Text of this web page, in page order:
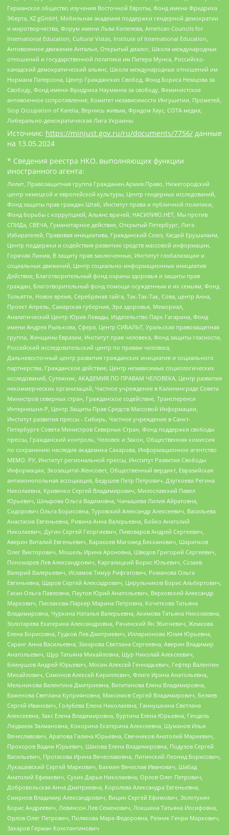
Германское общество изучения Восточной Европы, Фонд имени Фридриха
Эберта, XZ gGmbH, Мобильная академия поддержки гендерной демократии
и миротворчества, Форум имени Льва Копелева, American Councils for
International Education, Cultural Vistas, Institute of International Education,
Антивоенное движение Антальи, Открытый диалог, Школа международных
отношений и государственной политики им Питера Мунка, Российско-
канадский демократический альянс, Школа международных отношений им
Нормана Патерсона, Центр Гражданских Свобод, Фонд Бориса Немцова за
Свободу, Фонд имени Фридриха Науманна за свободу, Феминистское
антивоенное сопротивление, Комитет независимости Ингушетии, Прометей,
Stop Occupation of Karelia, Вернись живым, Фридом Хаус, СОТА медиа,
Либерально-демократическая Лига Украины
Источник: https://minjust.gov.ru/ru/documents/7756/ данные
на 13.05.2024
* Сведения реестра НКО, выполняющих функции
иностранного агента:
Лилит, Правозащитная группа Гражданин.Армия.Право, Нижегородский
центр немецкой и европейской культуры, Центр гендерных исследований,
Фонд защиты прав граждан Штаб, Институт права и публичной политики,
Фонд борьбы с коррупцией, Альянс врачей, НАСИЛИЮ.НЕТ, Мы против
СПИДа, СВЕЧА, Гуманитарное действие, Открытый Петербург, Лига
Избирателей, Правовая инициатива, Гражданский Союз, Хасдей Ерушалаим,
Центр поддержки и содействия развитию средств массовой информации,
Горячая Линия, В защиту прав заключенных, Институт глобализации и
социальных движений, Центр социально-информационных инициатив
Действие, Благотворительный фонд охраны здоровья и защиты прав
граждан, Благотворительный фонд помощи осужденным и их семьям, Фонд
Тольятти, Новое время, Серебряная тайга, Так-Так-Так, Сова, центр Анна,
Проект Апрель, Самарская губерния, Эра здоровья, Мемориал,
Аналитический Центр Юрия Левады, Издательство Парк Гагарина, Фонд
имени Андрея Рылькова, Сфера, Центр СИБАЛЬТ, Уральская правозащитная
группа, Женщины Евразии, Институт прав человека, Фонд защиты гласности,
Российский исследовательский центр по правам человека,
Дальневосточный центр развития гражданских инициатив и социального
партнерства, Гражданское действие, Центр независимых социологических
исследований, Сутяжник, АКАДЕМИЯ ПО ПРАВАМ ЧЕЛОВЕКА, Центр развития
некоммерческих организаций, Частное учреждение в Калининграде Совета
Министров северных стран, Гражданское содействие, Трансперенси
Интернешнл-Р, Центр Защиты Прав Средств Массовой Информации,
Институт развития прессы - Сибирь, Частное учреждение в Санкт-
Петербурге Совета Министров Северных Стран, Фонд поддержки свободы
прессы, Гражданский контроль, Человек и Закон, Общественная комиссия
по сохранению наследия академика Сахарова, Информационное агентство
МЕМО. РУ, Институт региональной прессы, Институт Развития Свободы
Информации, Экозащита!-Женсовет, Общественный вердикт, Евразийская
антимонопольная ассоциация, Бедушев Петр Петрович, Дзугкоева Регина
Николаевна, Кривенко Сергей Владимирович, Милославский Павел
Юрьевич, Шнырова Ольга Вадимовна, Чанышева Лилия Айратовна,
Сидорович Ольга Борисовна, Туровский Александр Алексеевич, Васильева
Анастасия Евгеньевна, Ривина Анна Валерьевна, Бойко Анатолий
Николаевич, Дугин Сергей Георгиевич, Пивоваров Андрей Сергеевич,
Аверин Виталий Евгеньевич, Барахоев Магомед Бекханович, Шарипков
Олег Викторович, Мошель Ирина Ароновна, Шведов Григорий Сергеевич,
Пономарев Лев Александрович, Каргалицкий Борис Юльевич, Созаев
Валерий Валерьевич, Исламов Тимур Рифгатович, Романова Ольга
Евгеньевна, Щаров Сергей Алексадрович, Цирульников Борис Альбертович,
Гасан Ольга Павловна, Паутов Юрий Анатольевич, Верховский Александр
Маркович, Пислакова-Паркер Марина Петровна, Кочеткова Татьяна
Владимировна, Чуркина Наталья Валерьевна, Акимова Татьяна Николаевна,
Золотарева Екатерина Александровна, Рачинский Ян Збигневич, Жемкова
Елена Борисовна, Гудков Лев Дмитриевич, Илларионова Юлия Юрьевна,
Саранг Анна Васильевна, Захарова Светлана Сергеевна, Аверин Владимир
Анатольевич, Щур Татьяна Михайловна, Щур Николай Алексеевич,
Блинушов Андрей Юрьевич, Мосин Алексей Геннадьевич, Гефтер Валентин
Михайлович, Симонов Алексей Кириллович, Флиге Ирина Анатольевна,
Мельникова Валентина Дмитриевна, Вититинова Елена Владимировна,
Баженова Светлана Куприяновна, Максимов Сергей Владимирович, Беляев
Сергей Иванович, Голубева Елена Николаевна, Ганнушкина Светлана
Алексеевна, Закс Елена Владимировна, Буртина Елена Юрьевна, Гендель
Людмила Залмановна, Кокорина Екатерина Алексеевна, Шуманов Илья
Вячеславович, Арапова Галина Юрьевна, Свечников Анатолий Мариевич,
Прохоров Вадим Юрьевич, Шахова Елена Владимировна, Подузов Сергей
Васильевич, Протасова Ирина Вячеславовна, Литинский Леонид Борисович,
Лукашевский Сергей Маркович, Бахмин Вячеслав Иванович, Шабад
Анатолий Ефимович, Сухих Дарья Николаевна, Орлов Олег Петрович,
Добровольская Анна Дмитриевна, Королева Александра Евгеньевна,
Смирнов Владимир Александрович, Вицин Сергей Ефимович, Золотухин
Борис Андреевич, Левинсон Лев Семенович, Локшина Татьяна Иосифовна,
Орлов Олег Петрович, Полякова Мара Федоровна, Резник Генри Маркович,
Захаров Герман Константинович